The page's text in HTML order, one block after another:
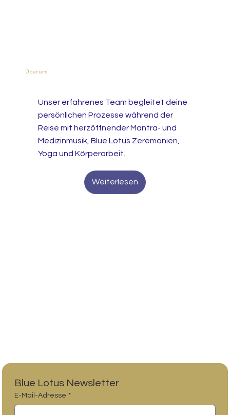
Über uns
Unser erfahrenes Team begleitet deine
persönlichen Prozesse während der
Reise mit herzöffnender Mantra- und
Medizinmusik, Blue Lotus Zeremonien,
Yoga und Körperarbeit.
Weiterlesen
Blue Lotus Newsletter
E-Mail-Adresse *